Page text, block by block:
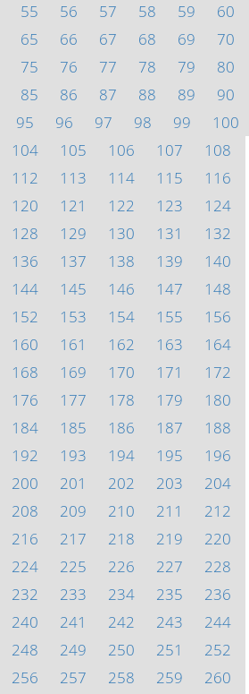
55 56 57 58 59
60
65 66 67 68 69
70
75 76 77 78 79
80
85 86 87 88 89
90
95 96 97 98 99
100
104 105 106 107
108
112 113 114 115
116
120 121 122 123
124
128 129 130 131
132
136 137 138 139
140
144 145 146 147
148
152 153 154 155
156
160 161 162 163
164
168 169 170 171
172
176 177 178 179
180
184 185 186 187
188
192 193 194 195
196
200 201 202 203
204
208 209 210 211
212
216 217 218 219
220
224 225 226 227
228
232 233 234 235
236
240 241 242 243
244
248 249 250 251
252
256 257 258 259
260